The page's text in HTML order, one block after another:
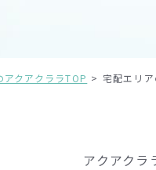
クアクララTOP 宅配エリ
アクアク